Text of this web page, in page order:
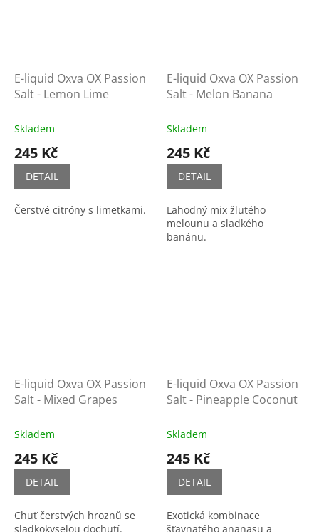
E-liquid Oxva OX Passion
Salt - Lemon Lime
Skladem
245 Kč
DETAIL
Čerstvé citróny s limetkami.
E-liquid Oxva OX Passion
Salt - Melon Banana
Skladem
245 Kč
DETAIL
Lahodný mix žlutého
melounu a sladkého
banánu.
E-liquid Oxva OX Passion
Salt - Mixed Grapes
Skladem
245 Kč
DETAIL
Chuť čerstvých hroznů se
sladkokyselou dochutí.
E-liquid Oxva OX Passion
Salt - Pineapple Coconut
Skladem
245 Kč
DETAIL
Exotická kombinace
šťavnatého ananasu a